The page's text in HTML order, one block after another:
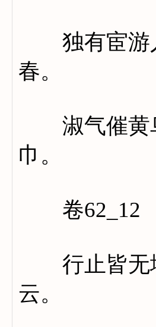
独有宦游人
春。
淑气催黄鸟
巾。
卷62_12
行止皆无地
云。